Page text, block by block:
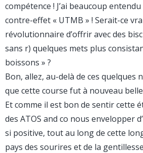
compétence ! J’ai beaucoup entendu
contre-effet « UTMB » ! Serait-ce
révolutionnaire d’offrir avec des
sans r) quelques mets plus
boissons » ?
Bon, allez, au-delà de ces quelques
que cette course fut à nouveau
Et comme il est bon de sentir cette
des ATOS and co nous envelopper
si positive, tout au long de cette
pays des sourires et de la